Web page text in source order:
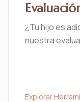
¿Tu hijo es
nuestra
Explorar